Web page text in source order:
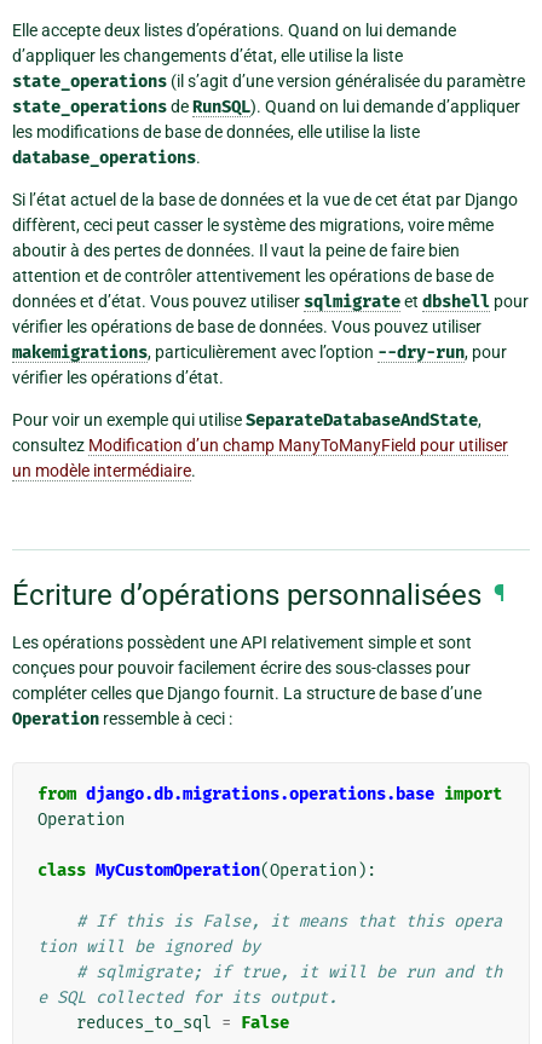
Elle accepte deux listes d’opérations. Quand on lui demande
d’appliquer les changements d’état, elle utilise la liste
state_operations (il s’agit d’une version généralisée du paramètre
state_operationsdeRunSQL). Quand on lui demande d’appliquer
les modifications de base de données, elle utilise la liste
database_operations.
Si l’état actuel de la base de données et la vue de cet état par Django
diffèrent, ceci peut casser le système des migrations, voire même
aboutir à des pertes de données. Il vaut la peine de faire bien
attention et de contrôler attentivement les opérations de base de
données et d’état. Vous pouvez utiliser sqlmigrateet dbshell pour
vérifier les opérations de base de données. Vous pouvez utiliser
makemigrations, particulièrement avec l’option --dry-run, pour
vérifier les opérations d’état.
Pour voir un exemple qui utiliseSeparateDatabaseAndState,
consultez Modification d’un champ ManyToManyField pour utiliser
un modèle intermédiaire.
Écriture d’opérations personnalisées ¶
Les opérations possèdent une API relativement simple et sont
conçues pour pouvoir facilement écrire des sous-classes pour
compléter celles que Django fournit. La structure de base d’une
Operation ressemble à ceci :
from django.db.migrations.operations.base import
Operation
class MyCustomOperation(Operation ):
# If this is False, it means that this opera
tion will be ignored by
# sqlmigrate; if true, it will be run and th
e SQL collected for its output.
reduces_to_sql = False